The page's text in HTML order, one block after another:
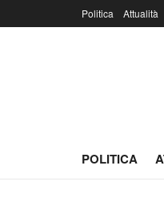
Politica Attualità
POLITICA